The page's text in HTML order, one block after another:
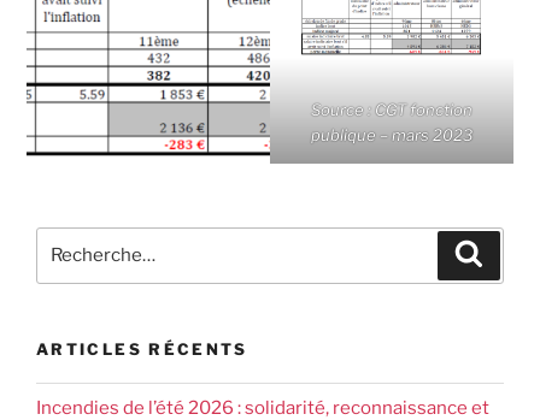
Source : CGT fonction
publique – mars 2023
ARTICLES RÉCENTS
Incendies de l’été 2026 : solidarité, reconnaissance et